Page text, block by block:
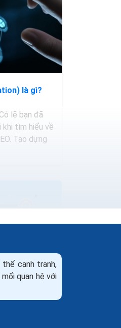
là gì?
lẽ bạn đã
khi tìm hiểu về
Tạo dựng
cạnh tranh,
quan hệ với